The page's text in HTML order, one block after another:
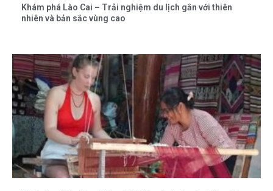
Khám phá Lào Cai – Trải nghiệm du lịch gắn với thiên
nhiên và bản sắc vùng cao